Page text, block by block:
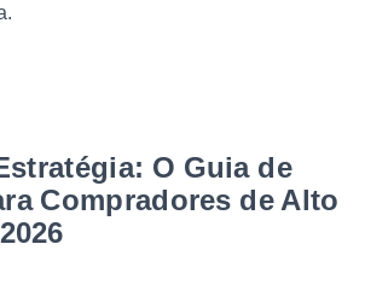
O Guia de
Compradores de Alto